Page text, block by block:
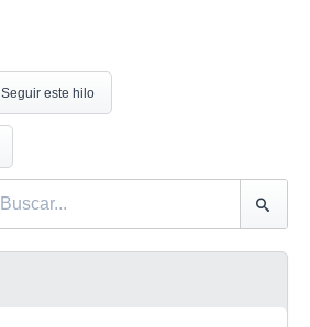
Seguir este hilo